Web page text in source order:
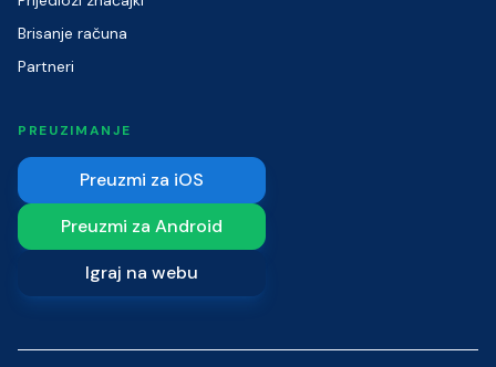
Brisanje računa
Partneri
PREUZIMANJE
Preuzmi za iOS
Preuzmi za Android
Igraj na webu